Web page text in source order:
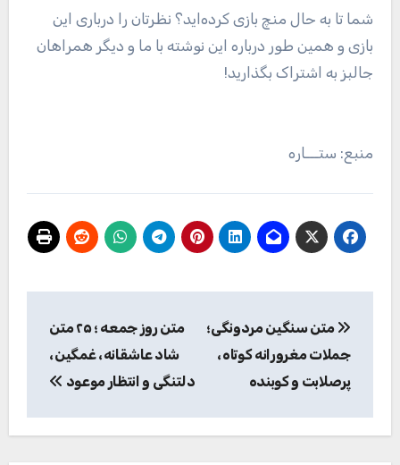
شما تا به حال منچ بازی کرده‌اید؟ نظرتان را درباری این
بازی و همین طور درباره این نوشته با ما و دیگر همراهان
جالبز به اشتراک بگذارید!
منبع: ستـــاره
نوشته
متن سنگین مردونگی؛
جملات مغرورانه کوتاه،
پرصلابت و کوبنده
متن روز جمعه ؛ ۲۵ متن
شاد عاشقانه، غمگین،
دلتنگی و انتظار موعود